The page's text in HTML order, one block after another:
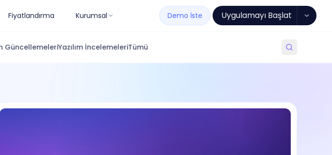
Fiyatlandırma Kurumsal Demo İste Uygulamayı Başlat
GüncellemeleriYazılım İncelemeleriTümü